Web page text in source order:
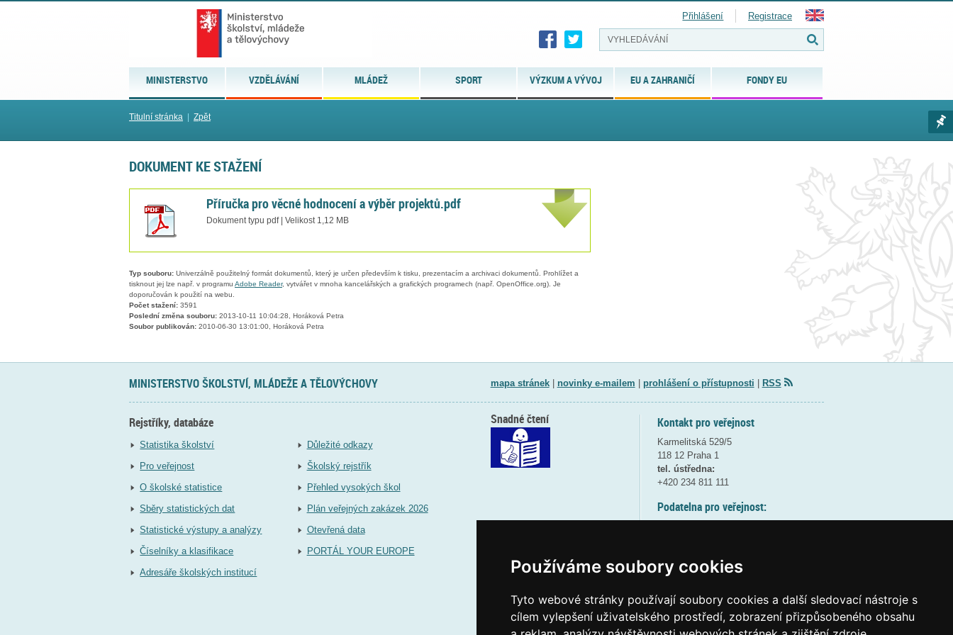
Používáme soubory cookies
Tyto webové stránky používají soubory cookies a další sledovací nástroje s
cílem vylepšení uživatelského prostředí, zobrazení přizpůsobeného obsahu
MINISTERSTVO VZDĚLÁVÁNÍ MLÁDEŽ SPORT VÝZKUM A VÝVOJ EU A ZAHRANIČÍ FONDY EU
Přihlášení Registrace
Titulní stránka Zpět
DOKUMENT KE STAŽENÍ
Příručka pro věcné hodnocení a výběr projektů.pdf
Dokument typu pdf | Velikost 1,12 MB
Typ souboru: Univerzálně použitelný formát dokumentů, který je určen především k tisku, prezentacím a archivaci dokumentů. Prohlížet a
tisknout jej lze např. v programu Adobe Reader, vytvářet v mnoha kancelářských a grafických programech (např. OpenOffice.org). Je
doporučován k použití na webu.
Počet stažení: 3591
Poslední změna souboru: 2013-10-11 10:04:28, Horáková Petra
Soubor publikován: 2010-06-30 13:01:00, Horáková Petra
MINISTERSTVO ŠKOLSTVÍ, MLÁDEŽE A TĚLOVÝCHOVY mapa stránek| novinky e-mailem prohlášení o přístupnosti RSS
Rejstříky, databáze
Statistika školství
Pro veřejnost
O školské statistice
Sběry statistických dat
Statistické výstupy a analýzy
Číselníky a klasifikace
Adresáře školských institucí
Důležité odkazy
Školský rejstřík
Přehled vysokých škol
Plán veřejných zakázek 2026
Otevřená data
PORTÁL YOUR EUROPE
Kontakt pro veřejnost
Karmelitská 529/5
118 12 Praha 1
tel. ústředna:
+420 234 811 111
Podatelna pro veřejnost:
(více informací
Elektronická podatelna:
Snadné čtení